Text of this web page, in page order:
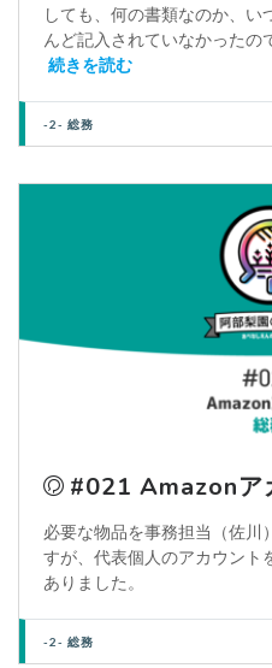
しても、何の書類なのか、い
んど記入されていなかったの
続きを読む
-2- 総務
#021 Amazonア
必要な物品を事務担当（佐川
すが、代表個人のアカウント
ありました。
-2- 総務